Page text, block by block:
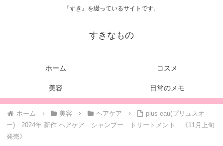
『すき』を綴っているサイトです。
すきなもの
ホーム コスメ
美容 日常のメモ
ホーム 美容 ヘアケア
plus eau(プリュスオ
ー) 2024年 新作 ヘアケア シャンプー トリートメント 《11月上旬
発売》